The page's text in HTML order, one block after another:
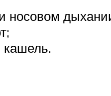
носовом
кашель.